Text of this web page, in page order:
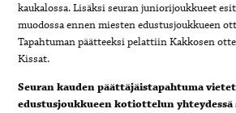
kaukalossa. Lisäksi seuran juniorijoukkueet
muodossa ennen miesten edustusjoukkueen
Tapahtuman päätteeksi pelattiin Kakkosen
Kissat.
Seuran kauden päättäjäistapahtuma
edustusjoukkueen kotiottelun